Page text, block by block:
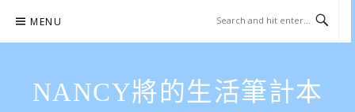
content
MENU
NANCY將的生活筆計本